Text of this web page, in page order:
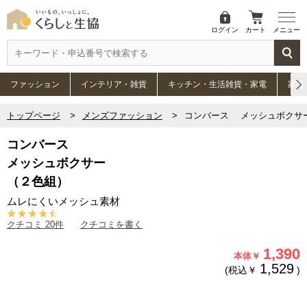
ログイン カート メニュー
ファッション インテリア・雑貨 キッチン・生活雑貨・家電 家具
トップページ メンズファッション コンバース メッシュボクサ
コンバース
メッシュボクサー
（２色組）
ムレにくいメッシュ素材
クチコミ 20件 クチコミを書く
本体￥ 1,390
(税込￥ 1,529 )